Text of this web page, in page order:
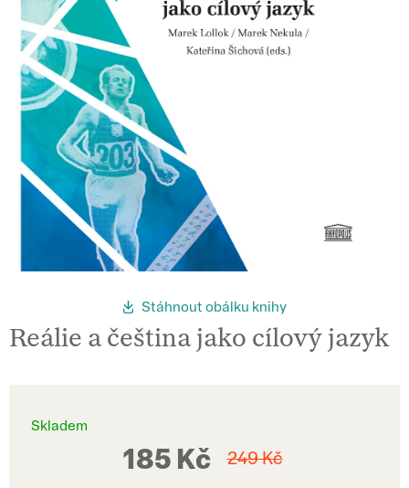
Stáhnout obálku knihy
Reálie a čeština jako cílový jazyk
Skladem
249 Kč
185 Kč